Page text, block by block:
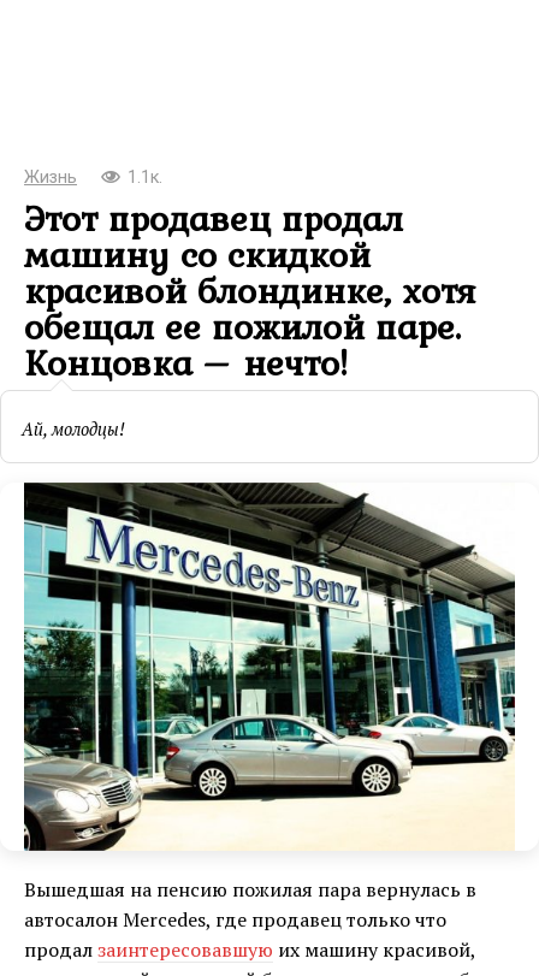
Жизнь 1.1к.
Этот продавец продал
машину со скидкой
красивой блондинке, хотя
обещал ее пожилой паре.
Концовка – нечто!
Ай, молодцы!
Вышедшая на пенсию пожилая пара вернулась в
автосалон Mercedes, где продавец только что
продалзаинтересовавшую их машину красивой,